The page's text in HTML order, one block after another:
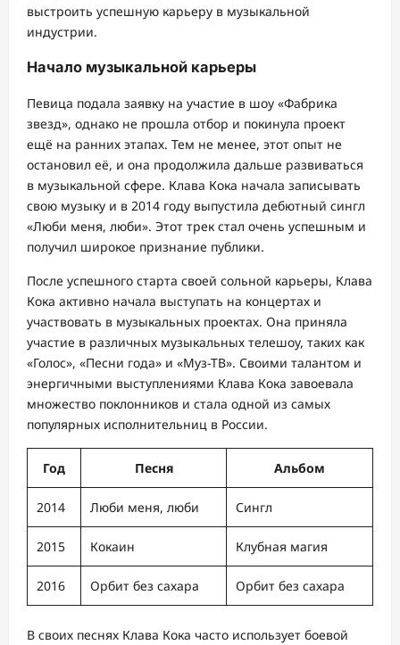
выстроить успешную карьеру в музыкальной
индустрии.
Начало музыкальной карьеры
Певица подала заявку на участие в шоу «Фабрика
звезд», однако не прошла отбор и покинула проект
ещё на ранних этапах. Тем не менее, этот опыт не
остановил её, и она продолжила дальше развиваться
в музыкальной сфере. Клава Кока начала записывать
свою музыку и в 2014 году выпустила дебютный сингл
«Люби меня, люби». Этот трек стал очень успешным и
получил широкое признание публики.
После успешного старта своей сольной карьеры, Клава
Кока активно начала выступать на концертах и
участвовать в музыкальных проектах. Она приняла
участие в различных музыкальных телешоу, таких как
«Голос», «Песни года» и «Муз-ТВ». Своими талантом и
энергичными выступлениями Клава Кока завоевала
множество поклонников и стала одной из самых
популярных исполнительниц в России.
Год Песня Альбом
2014 Люби меня, люби Сингл
2015 Кокаин Клубная магия
2016 Орбит без сахара Орбит без сахара
В своих песнях Клава Кока часто использует боевой